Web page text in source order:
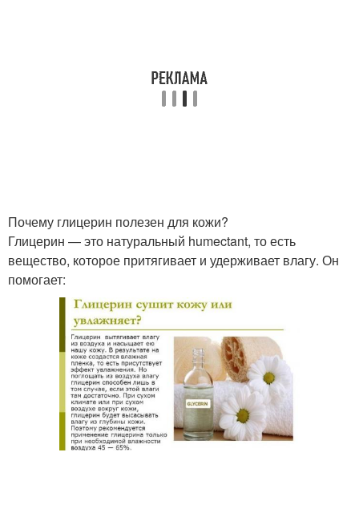
Почему глицерин полезен для кожи?
Глицерин — это натуральный humectant, то есть
вещество, которое притягивает и удерживает влагу. Он
помогает: